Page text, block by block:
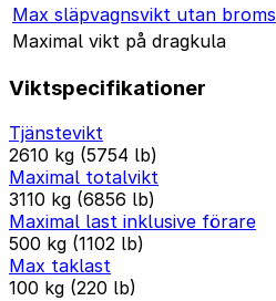
Max släpvagnsvikt utan broms
Maximal vikt på dragkula
Viktspecifikationer
Tjänstevikt
2610 kg (5754 lb)
Maximal totalvikt
3110 kg (6856 lb)
Maximal last inklusive förare
500 kg (1102 lb)
Max taklast
100 kg (220 lb)